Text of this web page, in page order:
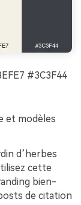
#3C3F44
et modèles
d’herbes
cette
bien-
de citation